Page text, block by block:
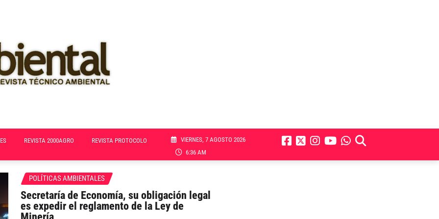
REVISTA 2000AGRO REVISTA PROTOCOLO
VIERNES, 7 AGOSTO 2026
6:36 AM
POLÍTICAS AMBIENTALES
Secretaría de Economía, su obligación legal
es expedir el reglamento de la Ley de
Minería